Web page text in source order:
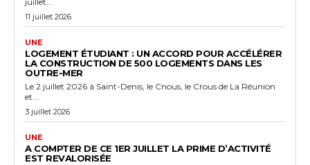
11 juillet 2026
UNE
LOGEMENT ÉTUDIANT : UN ACCORD POUR ACCÉLÉRER
LA CONSTRUCTION DE 500 LOGEMENTS DANS LES
OUTRE-MER
Le 2 juillet 2026 à Saint-Denis, le Cnous, le Crous de La Réunion
et...
3 juillet 2026
UNE
A COMPTER DE CE 1ER JUILLET LA PRIME D’ACTIVITÉ
EST REVALORISÉE